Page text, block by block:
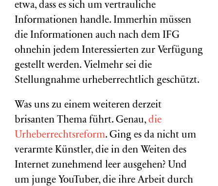
etwa, dass es sich um vertrauliche
Informationen handle. Immerhin müssen
die Informationen auch nach dem IFG
ohnehin jedem Interessierten zur Verfügung
gestellt werden. Vielmehr sei die
Stellungnahme urheberrechtlich geschützt.
Was uns zu einem weiteren derzeit
brisanten Thema führt. Genau,die
Urheberrechtsreform. Ging es da nicht um
verarmte Künstler, die in den Weiten des
Internet zunehmend leer ausgehen? Und
um junge YouTuber, die ihre Arbeit durch